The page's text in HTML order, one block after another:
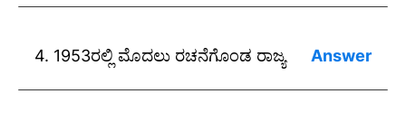
4. 1953ರಲ್ಲಿ ಮೊದಲು ರಚನೆಗೊಂಡ ರಾಜ್ಯ